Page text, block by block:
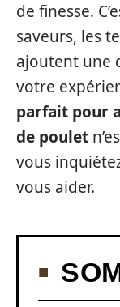
de finesse.
saveurs, les
ajoutent une
votre
parfait pour
de poulet
vous
vous aider.